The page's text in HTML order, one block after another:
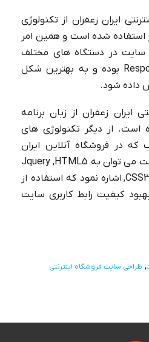
ایران زعفران از تکنولوژی
استفاده شده است و همین امر
سایت در دستگاه های مختلف
بوده و به بهترین شکل
داده شود.
ایران زعفران از زبان برنامه
است. از دیگر تکنولوژی های
در فروشگاه آنلاین ایران
زعفران بکار گرفته شده است می توان به Jquery ,HTML5
,CSS3 ,JavaScript ,Bootstrap اشاره نمود که استفاده از
کیفیت رابط کاربری سایت
طراحی سایت فروشگاه اینترنتی